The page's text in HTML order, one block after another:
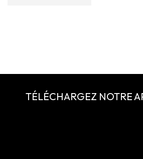
TÉLÉCHARGEZ NOTRE